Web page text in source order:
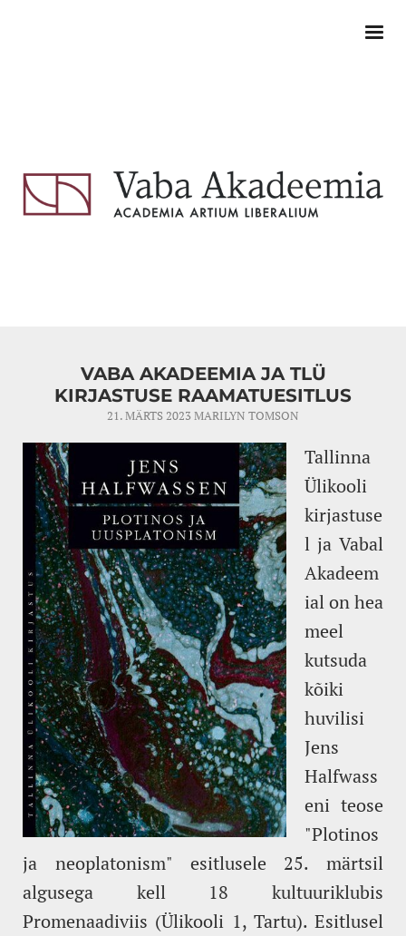
VABA AKADEEMIA JA TLÜ
KIRJASTUSE RAAMATUESITLUS
21. MÄRTS 2023MARILYN TOMSON
Tallinna
Ülikooli
kirjastuse
l ja Vabal
Akadeem
ial on hea
meel
kutsuda
kõiki
huvilisi
Jens
Halfwass
eni teose
"Plotinos
ja neoplatonism" esitlusele 25. märtsil
algusega kell 18 kultuuriklubis
Promenaadiviis (Ülikooli 1, Tartu). Esitlusel